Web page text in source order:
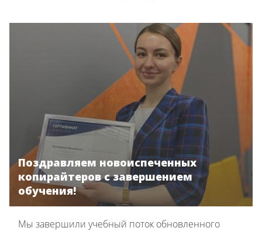
Поздравляем новоиспеченных
копирайтеров с завершением
обучения!
Мы завершили учебный поток обновленного